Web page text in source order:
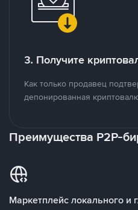
3. Получите
Как только продавец
депонированная
Преимущества P2P-
Маркетплейс локального и